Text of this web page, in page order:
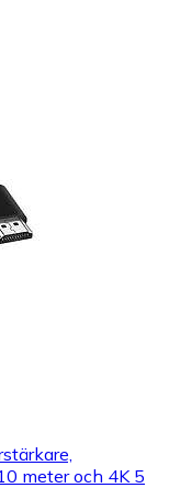
meter och 4K 5